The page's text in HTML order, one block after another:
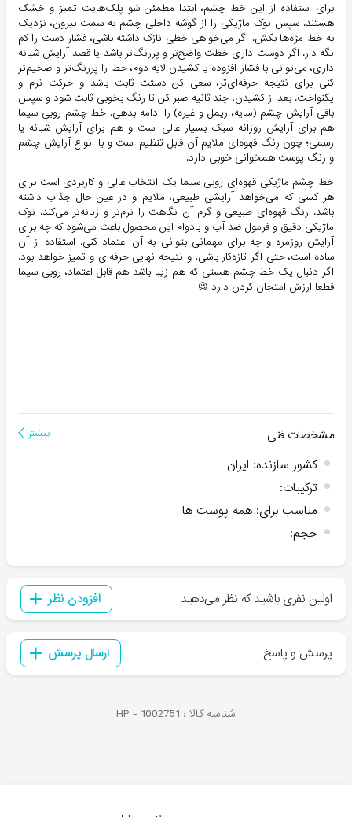
برای استفاده از این خط چشم، ابتدا مطمئن شو پلک‌هایت تمیز و خشک
هستند. سپس نوک ماژیکی را از گوشه داخلی چشم به سمت بیرون، نزدیک
به خط مژه‌ها بکش. اگر می‌خواهی خطی نازک داشته باشی، فشار دست را کم
نگه دار. اگر دوست داری خطت واضح‌تر و پررنگ‌تر باشد یا قصد آرایش شبانه
داری، می‌توانی با فشار افزوده یا کشیدن لایه دوم، خط را پررنگ‌تر و ضخیم‌تر
کنی برای نتیجه حرفه‌ای‌تر، سعی کن دستت ثابت باشد و حرکت نرم و
یکنواخت. بعد از کشیدن، چند ثانیه صبر کن تا رنگ بخوبی ثابت شود و سپس
باقی آرایش چشم (سایه، ریمل و غیره) را ادامه بدهی. خط چشم روبی سیما
هم برای آرایش روزانه سبک بسیار عالی است و هم برای آرایش شبانه یا
رسمی؛ چون رنگ قهوه‌ای ملایم آن قابل تنظیم است و با انواع آرایش چشم
و رنگ پوست همخوانی خوبی دارد.
خط چشم ماژیکی قهوه‌ای روبی سیما یک انتخاب عالی و کاربردی است برای
هر کسی که می‌خواهد آرایشی طبیعی، ملایم و در عین حال جذاب داشته
باشد. رنگ قهوه‌ای طبیعی و گرم آن نگاهت را نرم‌تر و زنانه‌تر می‌کند. نوک
ماژیکی دقیق و فرمول ضد آب و بادوام این محصول باعث می‌شود که چه برای
آرایش روزمره و چه برای مهمانی بتوانی به آن اعتماد کنی. استفاده از آن
ساده است، حتی اگر تازه‌کار باشی، و نتیجه نهایی حرفه‌ای و تمیز خواهد بود.
اگر دنبال یک خط چشم هستی که هم زیبا باشد هم قابل اعتماد، روبی سیما
قطعا ارزش امتحان کردن دارد 😉
مشخصات فنی بیشتر
کشور سازنده: ایران
ترکیبات:
مناسب برای: همه پوست ها
حجم:
اولین نفری باشید که نظر می‌دهید افزودن نظر
پرسش و پاسخ ارسال پرسش
شناسه کالا : HP - 1002751